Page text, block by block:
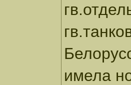
имела